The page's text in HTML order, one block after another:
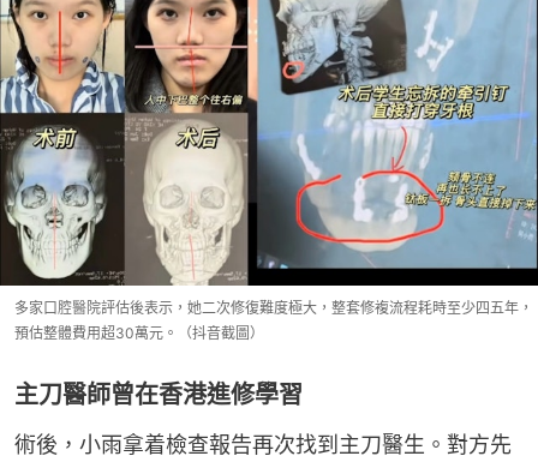
多家口腔醫院評估後表示，她二次修復難度極大，整套修複流程耗時至少四五年，
預估整體費用超30萬元。（抖音截圖）
主刀醫師曾在香港進修學習
術後，小雨拿着檢查報告再次找到主刀醫生。對方先